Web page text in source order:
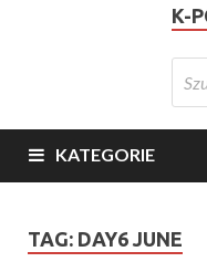
K-
KATEGORIE
TAG: DAY6 JUNE